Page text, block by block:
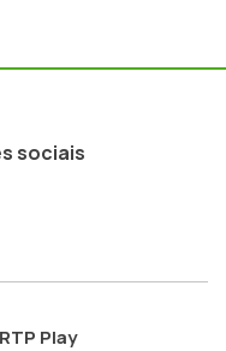
sociais
RTP Play